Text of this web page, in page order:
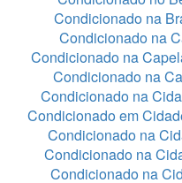
Condicionado na
Condicionado na
Condicionado na
Condicionado na
Condicionado na
Condicionado em
Condicionado na
Condicionado na
Condicionado na